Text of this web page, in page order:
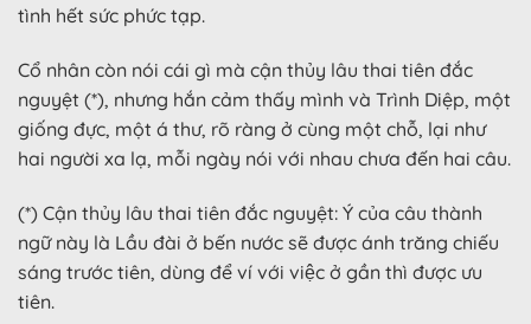
tình hết sức phức tạp.
Cổ nhân còn nói cái gì mà cận thủy lâu thai tiên đắc
nguyệt (*), nhưng hắn cảm thấy mình và Trình Diệp, một
giống đực, một á thư, rõ ràng ở cùng một chỗ, lại như
hai người xa lạ, mỗi ngày nói với nhau chưa đến hai câu.
(*) Cận thủy lâu thai tiên đắc nguyệt: Ý của câu thành
ngữ này là Lầu đài ở bến nước sẽ được ánh trăng chiếu
sáng trước tiên, dùng để ví với việc ở gần thì được ưu
tiên.